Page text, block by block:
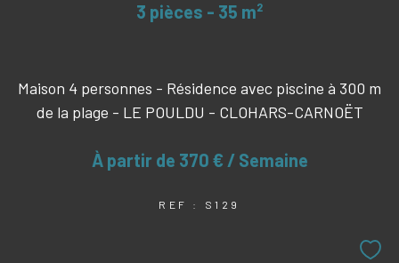
3 pièces - 35 m²
Maison 4 personnes - Résidence avec piscine à 300 m
de la plage - LE POULDU - CLOHARS-CARNOËT
À partir de 370 € / Semaine
REF : S129